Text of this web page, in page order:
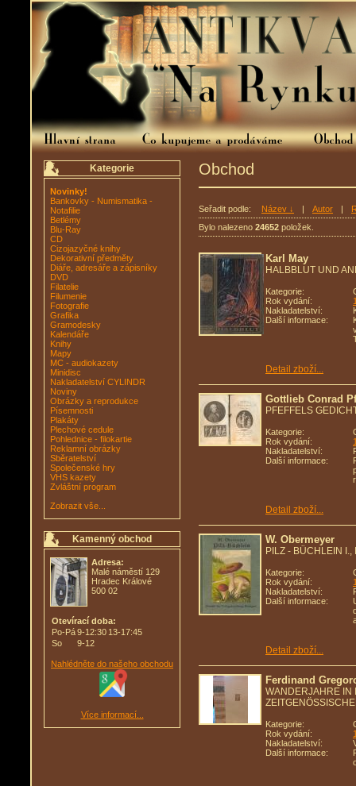
Kategorie
Novinky!
Bankovky - Numismatika -
Notafilie
Betlémy
Blu-Ray
CD
Cizojazyčné knihy
Dekorativní předměty
Diáře, adresáře a zápisníky
DVD
Filatelie
Filumenie
Fotografie
Grafika
Gramodesky
Kalendáře
Knihy
Mapy
MC - audiokazety
Minidisc
Nakladatelství CYLINDR
Noviny
Obrázky a reprodukce
Písemnosti
Plakáty
Plechové cedule
Pohlednice - filokartie
Reklamní obrázky
Sběratelství
Společenské hry
VHS kazety
Zvláštní program
Zobrazit vše...
Kamenný obchod
Adresa:
Malé náměstí 129
Hradec Králové
500 02
Otevírací doba:
Po-Pá9-12:30 13-17:45
So
9-12
Nahlédněte do našeho obchodu
Více informací...
Obchod
Seřadit podle: Název ↓ | Autor |
Bylo nalezeno 24652 položek.
Karl May
HALBBLUT UND
Kategorie:
Rok vydání:
Nakladatelství:
Další informace:
Detail zboží...
Gottlieb Conrad
PFEFFELS
Kategorie:
Rok vydání:
Nakladatelství:
Další informace:
Detail zboží...
W. Obermeyer
PILZ - BÜCHLEIN I.,
Kategorie:
Rok vydání:
Nakladatelství:
Další informace:
Detail zboží...
Ferdinand
WANDERJAHRE IN
Kategorie:
Rok vydání:
Nakladatelství:
Další informace: